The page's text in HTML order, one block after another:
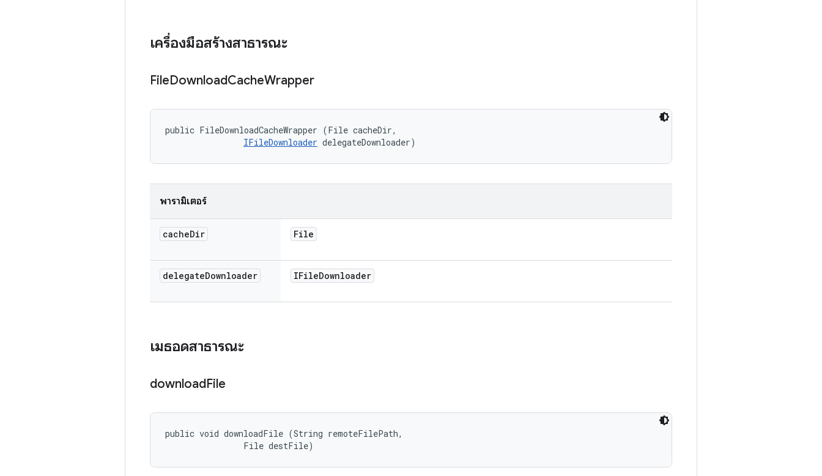
เครื่องมือสร้างสาธารณะ
FileDownloadCacheWrapper
public FileDownloadCacheWrapper (File cacheDir,
IFileDownloader delegateDownloader)
พารามิเตอร์
cacheDir File
delegateDownloader IFileDownloader
เมธอดสาธารณะ
downloadFile
public void downloadFile (String remoteFilePath,
                File destFile)